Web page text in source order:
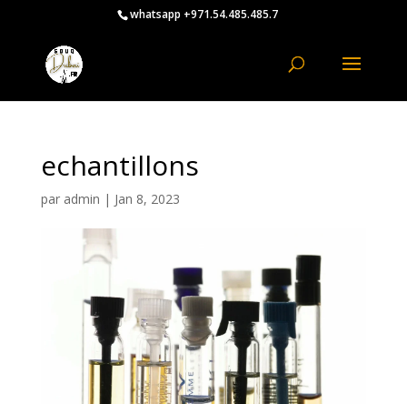
whatsapp +971.54.485.485.7
echantillons
par admin | Jan 8, 2023